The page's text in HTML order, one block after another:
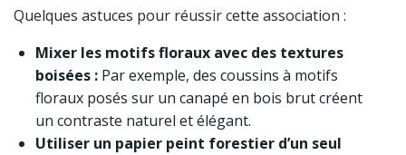
Quelques astuces pour réussir cette association :
Mixer les motifs floraux avec des textures
boisées : Par exemple, des coussins à motifs
floraux posés sur un canapé en bois brut créent
un contraste naturel et élégant.
Utiliser un papier peint forestier d’un seul